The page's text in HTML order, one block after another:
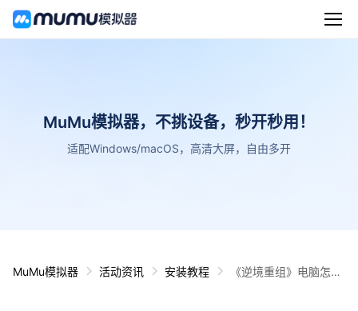
MuMu模拟器，不挑设备，秒开秒用！
适配Windows/macOS，高清大屏，自由多开
MuMu模拟器 活动资讯 安装教程
《逆境重组》电脑怎么